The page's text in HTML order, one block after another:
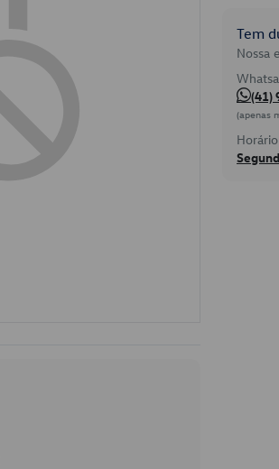
Tem
Nossa
(41)
(apenas